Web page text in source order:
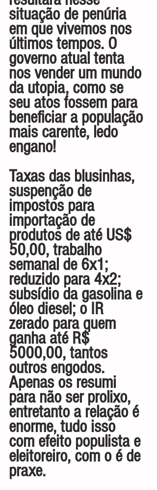
situação de penúria
em que vivemos nos
últimos tempos. O
governo atual tenta
nos vender um mundo
da utopia, como se
seu atos fossem para
beneficiar a população
mais carente, ledo
engano!
Taxas das blusinhas,
suspenção de
impostos para
importação de
produtos de até US$
50,00, trabalho
semanal de 6x1;
reduzido para 4x2;
subsídio da gasolina e
óleo diesel; o IR
zerado para quem
ganha até R$
5000,00, tantos
outros engodos.
Apenas os resumi
para não ser prolixo,
entretanto a relação é
enorme, tudo isso
com efeito populista e
eleitoreiro, com o é de
praxe.